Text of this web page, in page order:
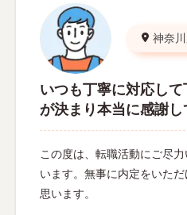
神奈
いつも丁寧に対応し
が決まり本当に感謝
この度は、転職活動にご尽
います。無事に内定をいた
思います。